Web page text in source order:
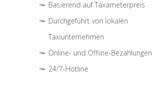
Basierend auf Taxameterpreis
Durchgeführt von lokalen
Taxiunternehmen
Online- und Offline-Bezahlungen
24/7-Hotline